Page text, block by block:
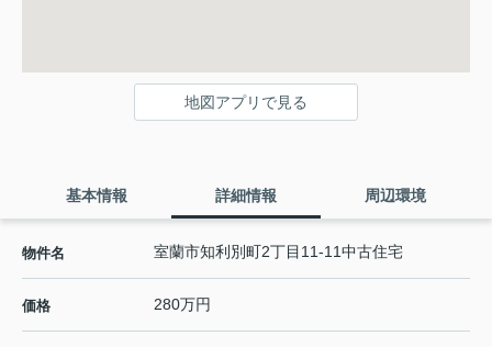
地図アプリで見る
基本情報 詳細情報 周辺環境
物件名 室蘭市知利別町2丁目11-11中古住宅
価格 280万円